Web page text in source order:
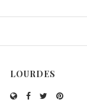
LOURDES